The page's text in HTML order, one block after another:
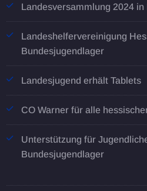
Landesversammlung 2024 in
Landeshelfervereinigung
Bundesjugendlager
Landesjugend erhält Tablets
CO Warner für alle
Unterstützung für
Bundesjugendlager